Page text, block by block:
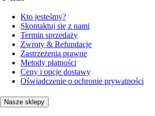
Kto jesteśmy?
Skontaktuj się z nami
Termin sprzedaży
Zwroty & Refundacje
Zastrzeżenia prawne
Metody płatności
Ceny i opcje dostawy
Oświadczenie o ochronie prywatności
Nasze sklepy